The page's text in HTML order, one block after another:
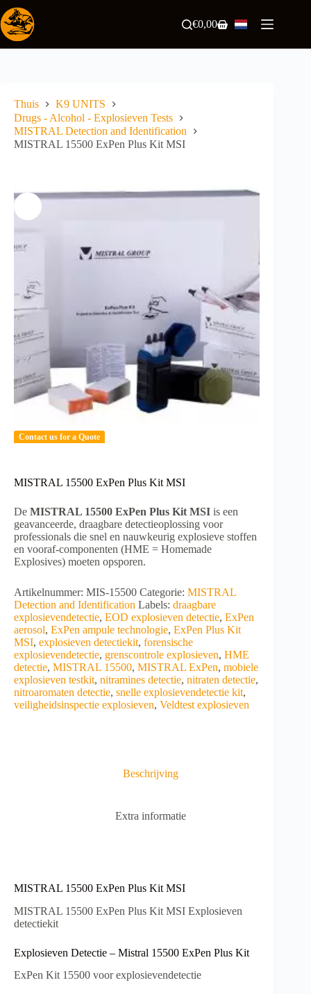
naar
de
inhoud
Winkelwagen
€0,00
Thuis
K9 UNITS
Drugs - Alcohol - Explosieven Tests
MISTRAL Detection and Identification
MISTRAL 15500 ExPen Plus Kit MSI
Contact us for a Quote
MISTRAL 15500 ExPen Plus Kit MSI
De MISTRAL 15500 ExPen Plus Kit MSI is een
geavanceerde, draagbare detectieoplossing voor
professionals die snel en nauwkeurig explosieve stoffen
en vooraf-componenten (HME = Homemade
Explosives) moeten opsporen.
Artikelnummer: MIS-15500 Categorie: MISTRAL
Detection and Identification Labels: draagbare
explosievendetectie, EOD explosieven detectie, ExPen
aerosol, ExPen ampule technologie, ExPen Plus Kit
MSI, explosieven detectiekit, forensische
explosievendetectie, grenscontrole explosieven, HME
detectie, MISTRAL 15500, MISTRAL ExPen, mobiele
explosieven testkit, nitramines detectie, nitraten detectie,
nitroaromaten detectie, snelle explosievendetectie kit,
veiligheidsinspectie explosieven, Veldtest explosieven
Beschrijving
Extra informatie
MISTRAL 15500 ExPen Plus Kit MSI
MISTRAL 15500 ExPen Plus Kit MSI Explosieven
detectiekit
Explosieven Detectie – Mistral 15500 ExPen Plus Kit
ExPen Kit 15500 voor explosievendetectie